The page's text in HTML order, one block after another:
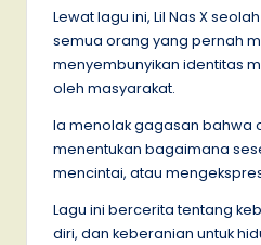
Lewat lagu ini, Lil Nas X
semua orang yang pernah
menyembunyikan identitas
oleh masyarakat.
Ia menolak gagasan bahwa
menentukan bagaimana
mencintai, atau
Lagu ini bercerita tentang
diri, dan keberanian untuk